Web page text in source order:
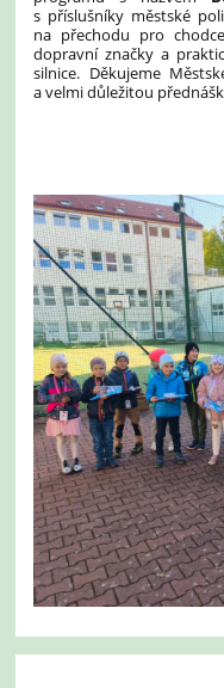
s příslušníky městské
na přechodu pro
dopravní značky a
silnice. Děkujeme
a velmi důležitou